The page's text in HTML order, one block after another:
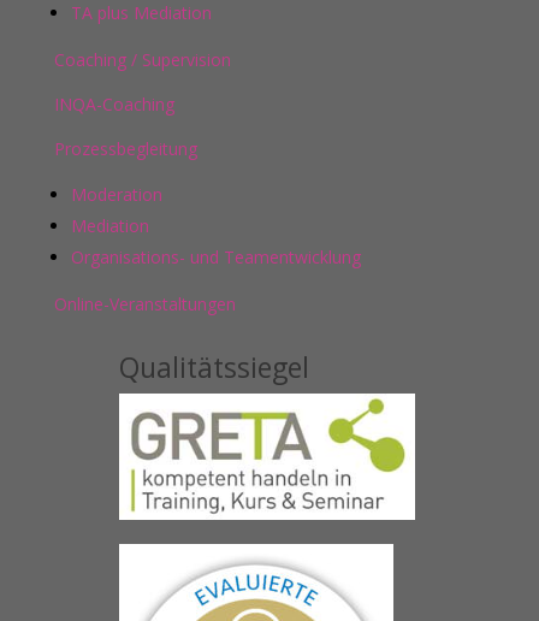
TA plus Mediation
Coaching / Supervision
INQA-Coaching
Prozessbegleitung
Moderation
Mediation
Organisations- und Teamentwicklung
Online-Veranstaltungen
Qualitätssiegel